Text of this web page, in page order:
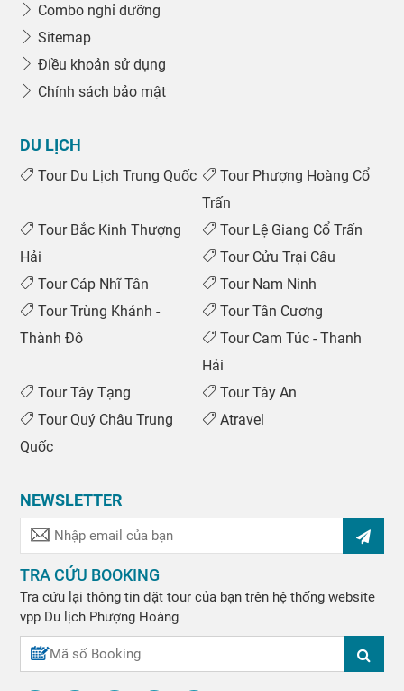
Combo nghỉ dưỡng
Sitemap
Điều khoản sử dụng
Chính sách bảo mật
DU LỊCH
Tour Du Lịch Trung Quốc
Tour Phượng Hoàng Cổ
Trấn
Tour Bắc Kinh Thượng
Hải
Tour Lệ Giang Cổ Trấn
Tour Cửu Trại Câu
Tour Cáp Nhĩ Tân
Tour Nam Ninh
Tour Trùng Khánh -
Thành Đô
Tour Tân Cương
Tour Cam Túc - Thanh
Hải
Tour Tây Tạng
Tour Tây An
Tour Quý Châu Trung
Quốc
Atravel
NEWSLETTER
TRA CỨU BOOKING
Tra cứu lại thông tin đặt tour của bạn trên hệ thống website
vpp Du lịch Phượng Hoàng